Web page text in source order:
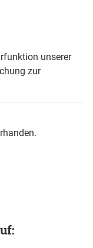
unserer
zur